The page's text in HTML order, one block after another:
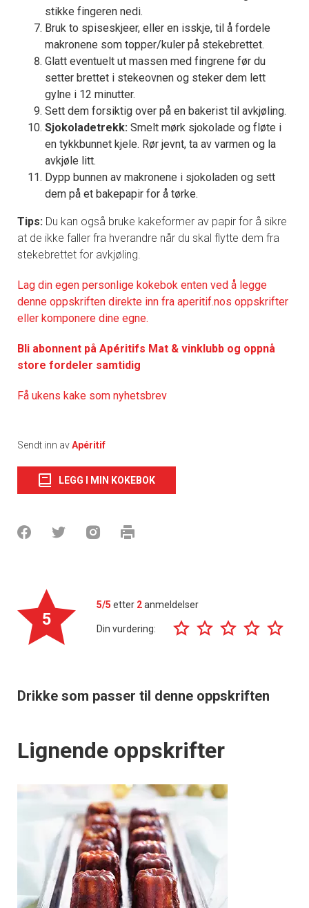
stikke fingeren nedi.
Bruk to spiseskjeer, eller en isskje, til å fordele
makronene som topper/kuler på stekebrettet.
Glatt eventuelt ut massen med fingrene før du
setter brettet i stekeovnen og steker dem lett
gylne i 12 minutter.
Sett dem forsiktig over på en bakerist til avkjøling.
Sjokoladetrekk: Smelt mørk sjokolade og fløte i
en tykkbunnet kjele. Rør jevnt, ta av varmen og la
avkjøle litt.
Dypp bunnen av makronene i sjokoladen og sett
dem på et bakepapir for å tørke.
Tips: Du kan også bruke kakeformer av papir for å sikre
at de ikke faller fra hverandre når du skal flytte dem fra
stekebrettet for avkjøling.
Lag din egen personlige kokebok enten ved å legge
denne oppskriften direkte inn fra aperitif.nos oppskrifter
eller komponere dine egne.
Bli abonnent på Apéritifs Mat & vinklubb og oppnå
store fordeler samtidig
Få ukens kake som nyhetsbrev
Sendt inn avApéritif
LEGG I MIN KOKEBOK
5
5/5 etter 2anmeldelser
Din vurdering:
Drikke som passer til denne oppskriften
Lignende oppskrifter